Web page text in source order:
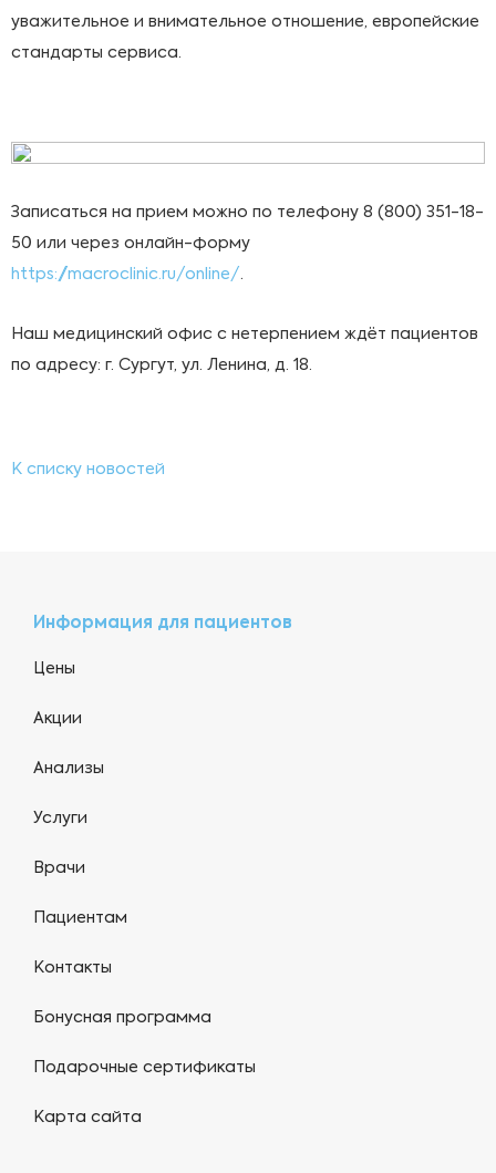
уважительное и внимательное отношение, европейские
стандарты сервиса.
Записаться на прием можно по телефону 8 (800) 351-18-
50 или через онлайн-форму
https://macroclinic.ru/online/.
Наш медицинский офис с нетерпением ждёт пациентов
по адресу: г. Сургут, ул. Ленина, д. 18.
К списку новостей
Информация для пациентов
Цены
Акции
Анализы
Услуги
Врачи
Пациентам
Контакты
Бонусная программа
Подарочные сертификаты
Карта сайта